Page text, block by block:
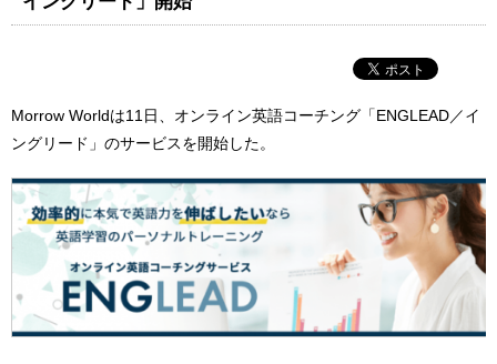
Morrow Worldは11日、オンライン英語コーチング「ENGLEAD／イ
ングリード」のサービスを開始した。